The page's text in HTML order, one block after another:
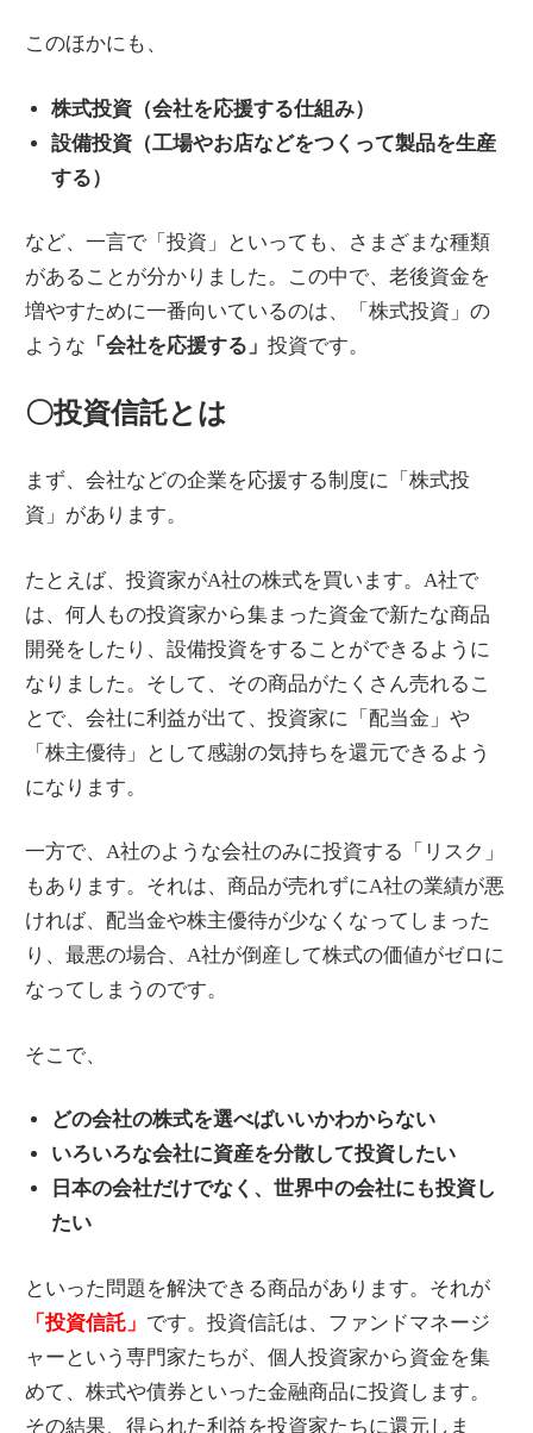
このほかにも、
株式投資（会社を応援する仕組み）
設備投資（工場やお店などをつくって製品を生産
する）
など、一言で「投資」といっても、さまざまな種類
があることが分かりました。この中で、老後資金を
増やすために一番向いているのは、「株式投資」の
ような 「会社を応援する」投資です。
〇投資信託とは
まず、会社などの企業を応援する制度に「株式投
資」があります。
たとえば、投資家がA社の株式を買います。A社で
は、何人もの投資家から集まった資金で新たな商品
開発をしたり、設備投資をすることができるように
なりました。そして、その商品がたくさん売れるこ
とで、会社に利益が出て、投資家に「配当金」や
「株主優待」として感謝の気持ちを還元できるよう
になります。
一方で、A社のような会社のみに投資する「リスク」
もあります。それは、商品が売れずにA社の業績が悪
ければ、配当金や株主優待が少なくなってしまった
り、最悪の場合、A社が倒産して株式の価値がゼロに
なってしまうのです。
そこで、
どの会社の株式を選べばいいかわからない
いろいろな会社に資産を分散して投資したい
日本の会社だけでなく、世界中の会社にも投資し
たい
といった問題を解決できる商品があります。それが
「投資信託」 です。投資信託は、ファンドマネージ
ャーという専門家たちが、個人投資家から資金を集
めて、株式や債券といった金融商品に投資します。
その結果、得られた利益を投資家たちに還元しま